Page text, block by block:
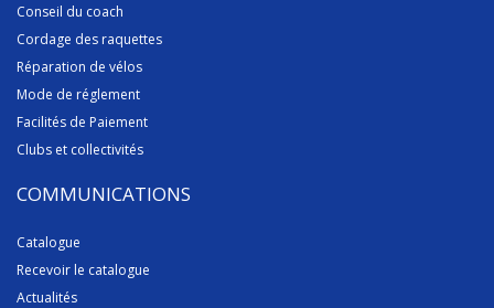
Conseil du coach
Cordage des raquettes
Réparation de vélos
Mode de réglement
Facilités de Paiement
Clubs et collectivités
COMMUNICATIONS
Catalogue
Recevoir le catalogue
Actualités